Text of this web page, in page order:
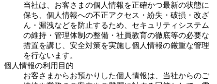
当社は、お客さまの個人情報を正確かつ最新の状態に
保ち、個人情報への不正アクセス・紛失・破損・改ざ
ん・漏洩などを防止するため、セキュリティシステム
の維持・管理体制の整備・社員教育の徹底等の必要な
措置を講じ、安全対策を実施し個人情報の厳重な管理
を行ないます。
個人情報の利用目的
お客さまからお預かりした個人情報は、当社からのご